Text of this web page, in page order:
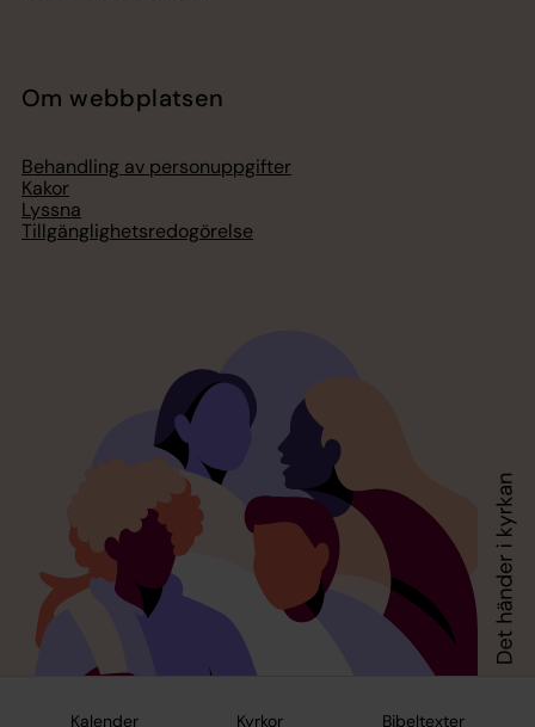
Kalender Kyrkor Bibeltexter
Om webbplatsen
Behandling av personuppgifter
Kakor
Lyssna
Tillgänglighetsredogörelse